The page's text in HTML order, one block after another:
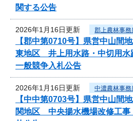
関する公告
2026年1月16日更新 郡上農林事務
【郡中第0710号】県営中山間
東地区 井上用水路・中切用水
一般競争入札公告
2026年1月16日更新 中濃農林事務
【中中第0703号】県営中山間
関地区 中央揚水機場改修工